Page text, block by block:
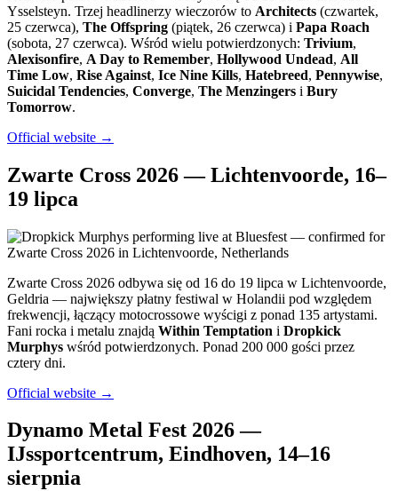
Ysselsteyn. Trzej headlinerzy wieczorów to Architects (czwartek,
25 czerwca), The Offspring (piątek, 26 czerwca) i Papa Roach
(sobota, 27 czerwca). Wśród wielu potwierdzonych: Trivium,
Alexisonfire, A Day to Remember, Hollywood Undead, All
Time Low, Rise Against, Ice Nine Kills, Hatebreed, Pennywise,
Suicidal Tendencies, Converge, The Menzingers i Bury
Tomorrow.
Official website →
Zwarte Cross 2026 — Lichtenvoorde, 16–
19 lipca
Zwarte Cross 2026 odbywa się od 16 do 19 lipca w Lichtenvoorde,
Geldria — największy płatny festiwal w Holandii pod względem
frekwencji, łączący motocrossowe wyścigi z ponad 135 artystami.
Fani rocka i metalu znajdą Within Temptation i Dropkick
Murphys wśród potwierdzonych. Ponad 200 000 gości przez
cztery dni.
Official website →
Dynamo Metal Fest 2026 —
IJssportcentrum, Eindhoven, 14–16
sierpnia